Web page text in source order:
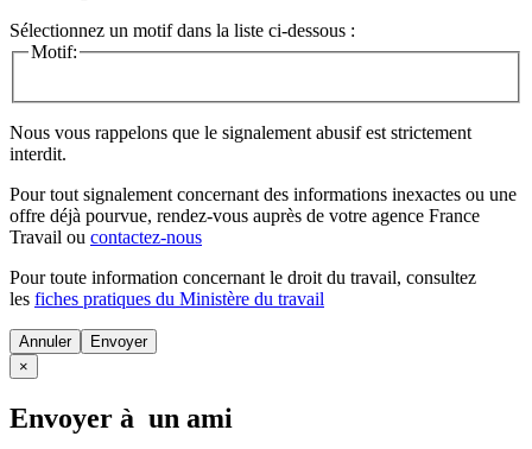
Sélectionnez un motif dans la liste ci-dessous :
Motif:
Nous vous rappelons que le signalement abusif est strictement
interdit.
Pour tout signalement concernant des informations inexactes ou une
offre déjà pourvue, rendez-vous auprès de votre agence France
Travail ou contactez-nous
Pour toute information concernant le droit du travail, consultez
les fiches pratiques du Ministère du travail
Annuler
×
Envoyer à un ami